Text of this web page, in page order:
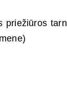
priežiūros